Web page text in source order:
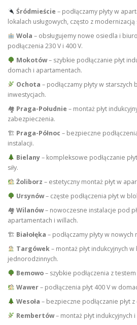
Śródmieście – podłączamy płyty w
lokalach usługowych, często z
Wola – obsługujemy nowe osiedla i
podłączenia 230 V i 400 V.
Mokotów– szybkie podłączanie płyt
domach i apartamentach.
Ochota – podłączamy płyty w starszych
inwestycjach.
🏘 Praga-Południe – montaż płyt
zabezpieczenia.
🏗 Praga-Północ – bezpieczne
instalacji.
Bielany– kompleksowe podłączanie
siły.
Żoliborz – estetyczny montaż płyt w
Ursynów– częste podłączenia płyt w
🏘 Wilanów– nowoczesne instalacje pod
apartamentach i willach.
🏗 Białołęka – podłączamy płyty w
Targówek– montaż płyt indukcyjnych
jednorodzinnych.
Bemowo– szybkie podłączenia z
Wawer– podłączenia płyt 400 V w
Wesoła – bezpieczne podłączanie płyt
Rembertów– montaż płyt indukcyjnych